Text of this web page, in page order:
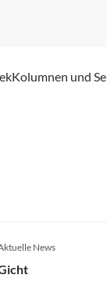
Kolumnen und
News